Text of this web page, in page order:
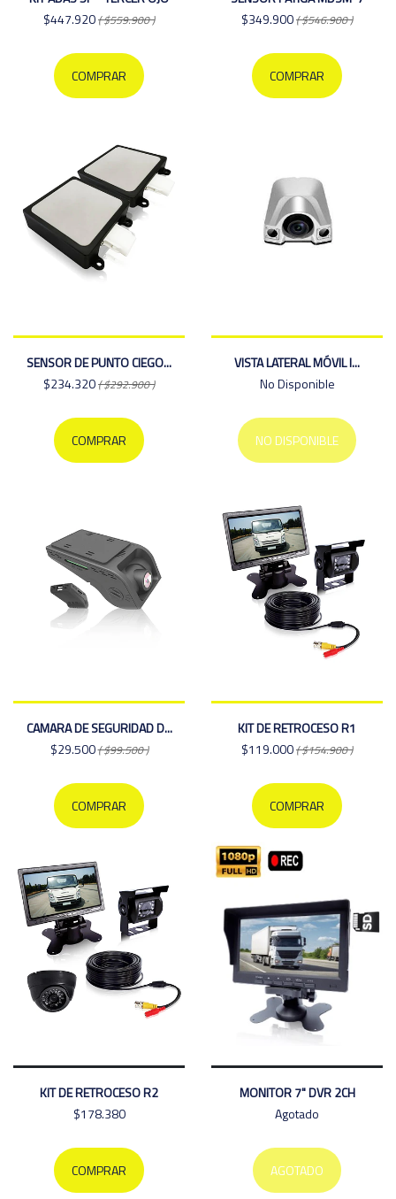
$447.920( $559.900 )
COMPRAR
$349.900( $546.900 )
COMPRAR
SENSOR DE PUNTO CIEGO...
$234.320( $292.900 )
COMPRAR
VISTA LATERAL MÓVIL I...
No Disponible
NO DISPONIBLE
CAMARA DE SEGURIDAD D...
$29.500( $99.500 )
COMPRAR
KIT DE RETROCESO R1
$119.000( $154.900 )
COMPRAR
KIT DE RETROCESO R2
$178.380
COMPRAR
MONITOR 7" DVR 2CH
Agotado
AGOTADO